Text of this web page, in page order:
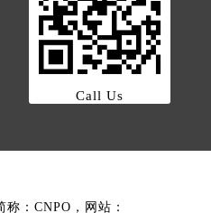
Call Us
：CNPO，网站：